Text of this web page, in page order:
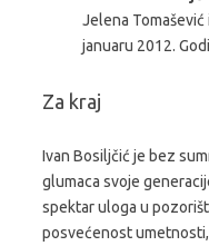
Jelena Tomašević
januaru 2012.
Za kraj
Ivan Bosiljčić je bez
glumaca svoje
spektar uloga u
posvećenost